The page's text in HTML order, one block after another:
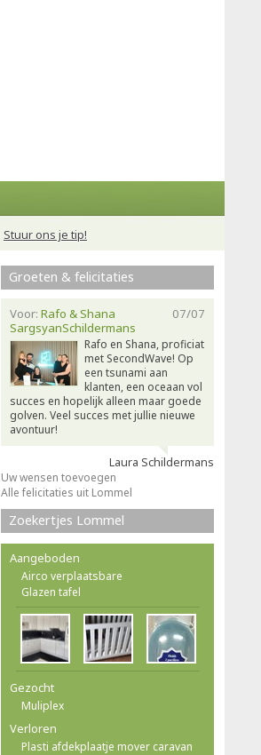
Stuur ons je tip!
Groeten & felicitaties
07/07
Voor: Rafo & Shana
SargsyanSchildermans
Rafo en Shana, proficiat
met SecondWave! Op
een tsunami aan
klanten, een oceaan vol
succes en hopelijk alleen maar goede
golven. Veel succes met jullie nieuwe
avontuur!
Laura Schildermans
Uw wensen toevoegen
Alle felicitaties uit Lommel
Zoekertjes Lommel
Aangeboden
Airco verplaatsbare
Glazen tafel
Gezocht
Muliplex
Verloren
Plasti afdekplaatje mover caravan